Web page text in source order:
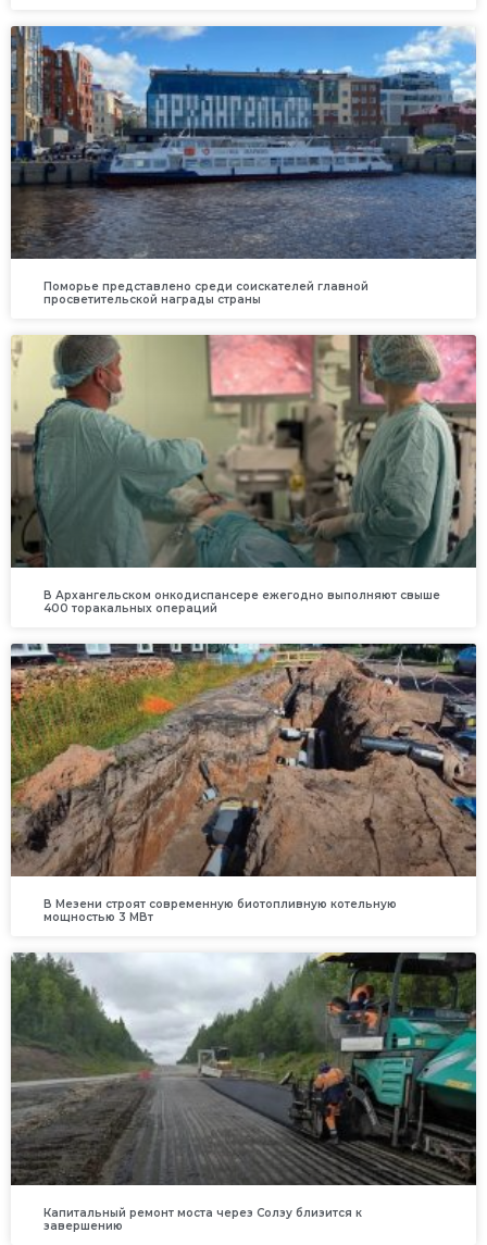
Поморье представлено среди соискателей главной
просветительской награды страны
В Архангельском онкодиспансере ежегодно выполняют свыше
400 торакальных операций
В Мезени строят современную биотопливную котельную
мощностью 3 МВт
Капитальный ремонт моста через Солзу близится к
завершению